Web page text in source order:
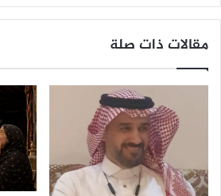
ا
مقالات ذات صلة